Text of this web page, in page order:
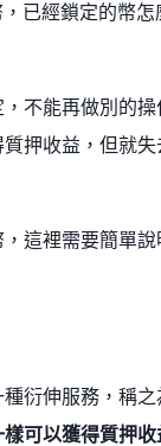
已經鎖定的幣怎
不能再做別的操
押收益，但就失
這裡需要簡單說
衍伸服務，稱之
可以獲得質押收